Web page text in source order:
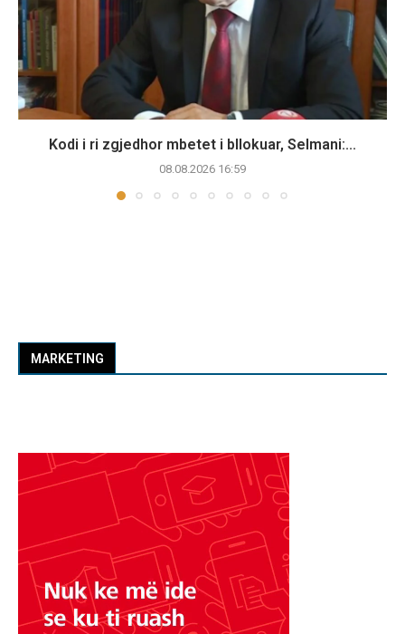
Kodi i ri zgjedhor mbetet i bllokuar, Selmani:...
08.08.2026 16:59
MARKETING